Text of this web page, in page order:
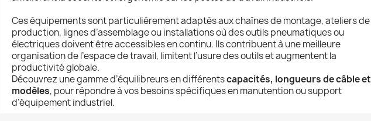
Ces équipements sont particulièrement adaptés aux chaînes de montage, ateliers de
production, lignes d’assemblage ou installations où des outils pneumatiques ou
électriques doivent être accessibles en continu. Ils contribuent à une meilleure
organisation de l’espace de travail, limitent l’usure des outils et augmentent la
productivité globale.
Découvrez une gamme d’équilibreurs en différentscapacités, longueurs de câble et
modèles, pour répondre à vos besoins spécifiques en manutention ou support
d’équipement industriel.